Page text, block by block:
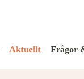
Aktuellt Frågor